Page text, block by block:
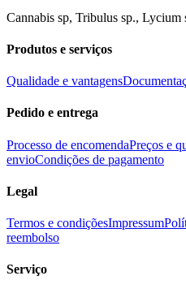
Cannabis sp, Tribulus sp., Lycium
Produtos e serviços
Qualidade e vantagens
Pedido e entrega
Processo de encomendaPreços e
envioCondições de pagamento
Legal
Termos e condiçõesImpressum
reembolso
Serviço